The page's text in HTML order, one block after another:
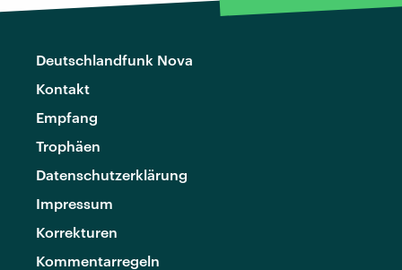
Deutschlandfunk Nova
Kontakt
Empfang
Trophäen
Datenschutzerklärung
Impressum
Korrekturen
Kommentarregeln